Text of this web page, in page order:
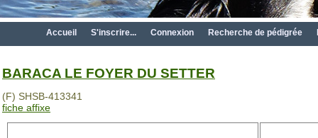
Accueil S'inscrire... Connexion Recherche de pédigrée
BARACA LE FOYER DU SETTER
(F) SHSB-413341
fiche affixe